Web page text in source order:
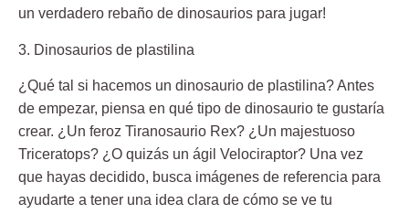
un verdadero rebaño de dinosaurios para jugar!
3. Dinosaurios de plastilina
¿Qué tal si hacemos un dinosaurio de plastilina?Antes
de empezar, piensa en qué tipo de dinosaurio te gustaría
crear. ¿Un feroz Tiranosaurio Rex? ¿Un majestuoso
Triceratops? ¿O quizás un ágil Velociraptor? Una vez
que hayas decidido, busca imágenes de referencia para
ayudarte a tener una idea clara de cómo se ve tu